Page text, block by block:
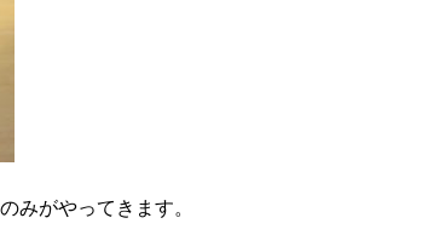
みがやってきます。